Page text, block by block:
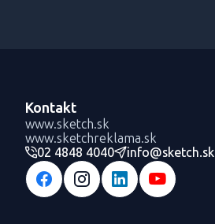
Kontakt
www.sketch.sk
www.sketchreklama.sk
02 4848 4040
info@sketch.sk